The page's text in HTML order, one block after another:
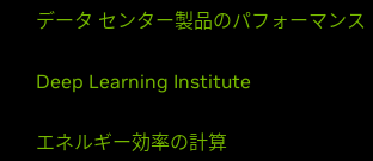
データ センター製品のパフォーマンス
Deep Learning Institute
エネルギー効率の計算